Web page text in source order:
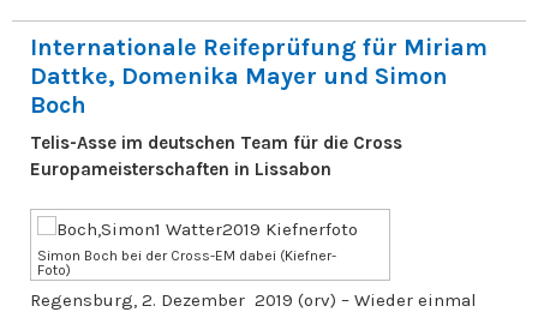
Internationale Reifeprüfung für Miriam
Dattke, Domenika Mayer und Simon
Boch
Telis-Asse im deutschen Team für die Cross
Europameisterschaften in Lissabon
Simon Boch bei der Cross-EM dabei (Kiefner-
Foto)
Regensburg, 2. Dezember 2019 (orv) – Wieder einmal